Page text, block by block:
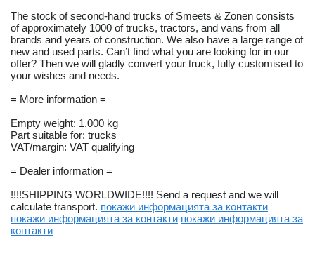
The stock of second-hand trucks of Smeets & Zonen consists
of approximately 1000 of trucks, tractors, and vans from all
brands and years of construction. We also have a large range of
new and used parts. Can’t find what you are looking for in our
offer? Then we will gladly convert your truck, fully customised to
your wishes and needs.
= More information =
Empty weight: 1.000 kg
Part suitable for: trucks
VAT/margin: VAT qualifying
= Dealer information =
!!!!SHIPPING WORLDWIDE!!!! Send a request and we will
calculate transport. покажи информацията за контакти
покажи информацията за контакти покажи информацията за
контакти